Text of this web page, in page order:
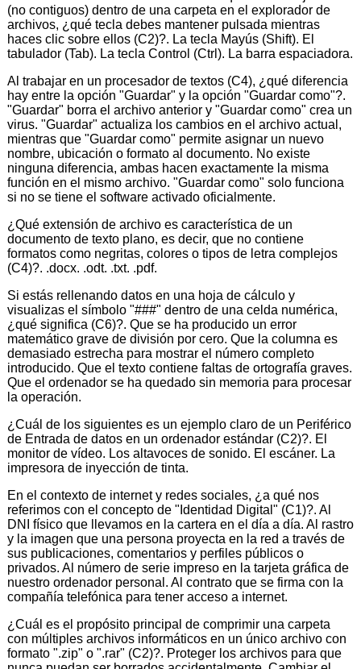
(no contiguos) dentro de una carpeta en el explorador de
archivos, ¿qué tecla debes mantener pulsada mientras
haces clic sobre ellos (C2)?. La tecla Mayús (Shift). El
tabulador (Tab). La tecla Control (Ctrl). La barra espaciadora.
Al trabajar en un procesador de textos (C4), ¿qué diferencia
hay entre la opción "Guardar" y la opción "Guardar como"?.
"Guardar" borra el archivo anterior y "Guardar como" crea un
virus. "Guardar" actualiza los cambios en el archivo actual,
mientras que "Guardar como" permite asignar un nuevo
nombre, ubicación o formato al documento. No existe
ninguna diferencia, ambas hacen exactamente la misma
función en el mismo archivo. "Guardar como" solo funciona
si no se tiene el software activado oficialmente.
¿Qué extensión de archivo es característica de un
documento de texto plano, es decir, que no contiene
formatos como negritas, colores o tipos de letra complejos
(C4)?. .docx. .odt. .txt. .pdf.
Si estás rellenando datos en una hoja de cálculo y
visualizas el símbolo "###" dentro de una celda numérica,
¿qué significa (C6)?. Que se ha producido un error
matemático grave de división por cero. Que la columna es
demasiado estrecha para mostrar el número completo
introducido. Que el texto contiene faltas de ortografía graves.
Que el ordenador se ha quedado sin memoria para procesar
la operación.
¿Cuál de los siguientes es un ejemplo claro de un Periférico
de Entrada de datos en un ordenador estándar (C2)?. El
monitor de vídeo. Los altavoces de sonido. El escáner. La
impresora de inyección de tinta.
En el contexto de internet y redes sociales, ¿a qué nos
referimos con el concepto de "Identidad Digital" (C1)?. Al
DNI físico que llevamos en la cartera en el día a día. Al rastro
y la imagen que una persona proyecta en la red a través de
sus publicaciones, comentarios y perfiles públicos o
privados. Al número de serie impreso en la tarjeta gráfica de
nuestro ordenador personal. Al contrato que se firma con la
compañía telefónica para tener acceso a internet.
¿Cuál es el propósito principal de comprimir una carpeta
con múltiples archivos informáticos en un único archivo con
formato ".zip" o ".rar" (C2)?. Proteger los archivos para que